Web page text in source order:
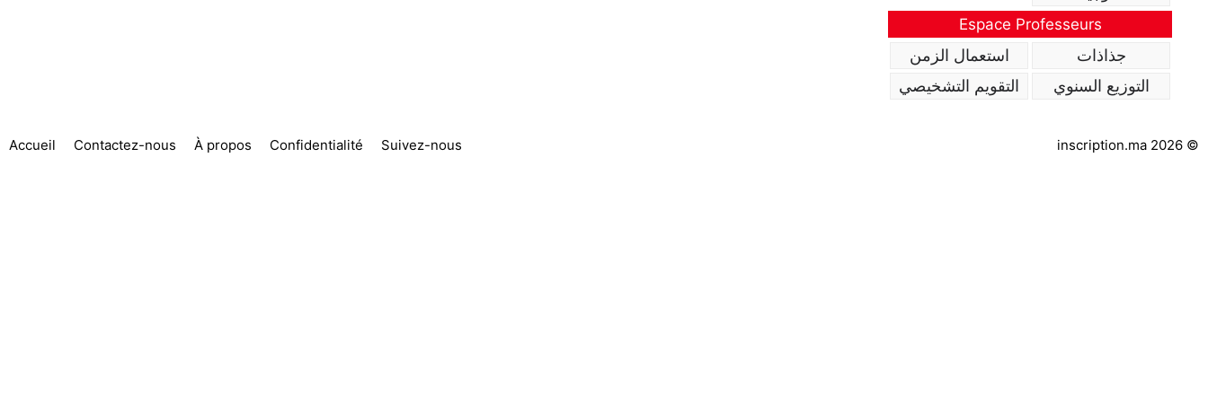
Espace Professeurs
جذاذات
استعمال الزمن
التوزيع السنوي
التقويم التشخيصي
Accueil Contactez-nous À propos Confidentialité Suivez-nous inscription.ma 2026 ©